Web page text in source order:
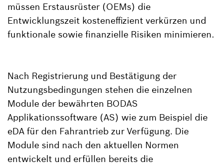
müssen Erstausrüster (OEMs) die
Entwicklungszeit kosteneffizient verkürzen und
funktionale sowie finanzielle Risiken minimieren.
Nach Registrierung und Bestätigung der
Nutzungsbedingungen stehen die einzelnen
Module der bewährten BODAS
Applikationssoftware (AS) wie zum Beispiel die
eDA für den Fahrantrieb zur Verfügung. Die
Module sind nach den aktuellen Normen
entwickelt und erfüllen bereits die